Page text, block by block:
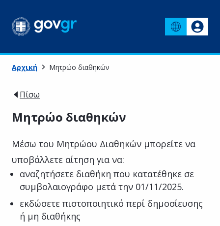
Αρχική Μητρώο διαθηκών
Πίσω
Μητρώο διαθηκών
Μέσω του Μητρώου Διαθηκών μπορείτε να
υποβάλλετε αίτηση για να:
αναζητήσετε διαθήκη που κατατέθηκε σε
συμβολαιογράφο μετά την 01/11/2025.
εκδώσετε πιστοποιητικό περί δημοσίευσης
ή μη διαθήκης